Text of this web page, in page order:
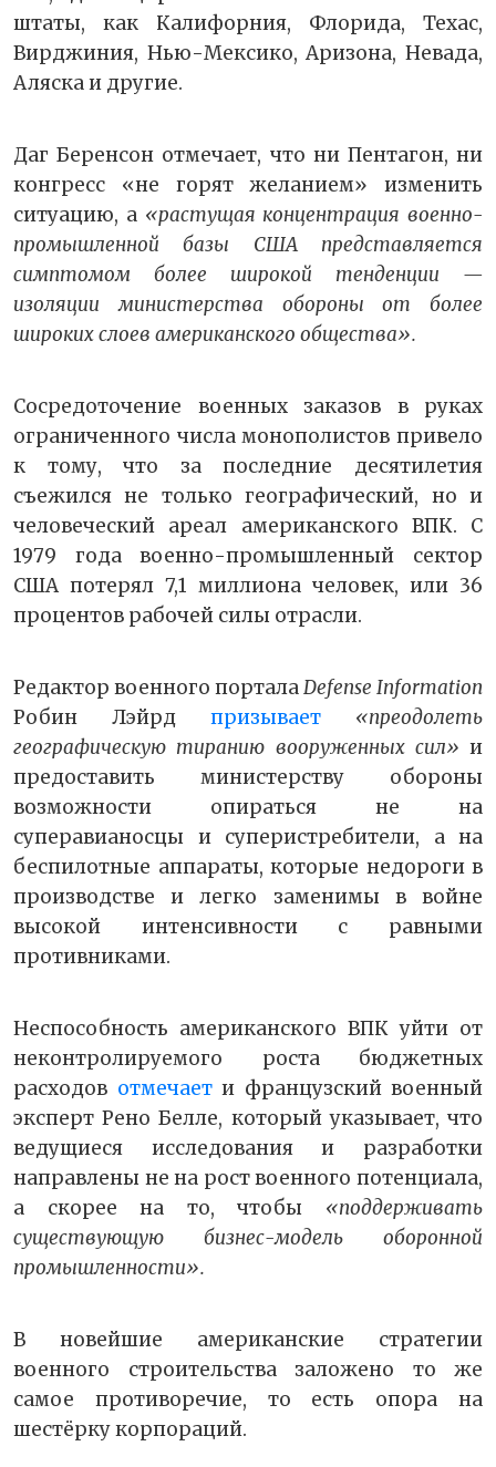
штаты, как Калифорния, Флорида, Техас,
Вирджиния, Нью-Мексико, Аризона, Невада,
Аляска и другие.
Даг Беренсон отмечает, что ни Пентагон, ни
конгресс «не горят желанием» изменить
ситуацию, а «растущая концентрация военно-
промышленной базы США представляется
симптомом более широкой тенденции —
изоляции министерства обороны от более
широких слоев американского общества».
Сосредоточение военных заказов в руках
ограниченного числа монополистов привело
к тому, что за последние десятилетия
съежился не только географический, но и
человеческий ареал американского ВПК. С
1979 года военно-промышленный сектор
США потерял 7,1 миллиона человек, или 36
процентов рабочей силы отрасли.
Редактор военного порталаDefense Information
Робин Лэйрд призывает
«преодолеть
географическую тиранию вооруженных сил» и
предоставить министерству обороны
возможности опираться не на
суперавианосцы и суперистребители, а на
беспилотные аппараты, которые недороги в
производстве и легко заменимы в войне
высокой интенсивности с равными
противниками.
Неспособность американского ВПК уйти от
неконтролируемого роста бюджетных
расходов отмечаети французский военный
эксперт Рено Белле, который указывает, что
ведущиеся исследования и разработки
направлены не на рост военного потенциала,
а скорее на то, чтобы «поддерживать
существующую бизнес-модель оборонной
промышленности».
В новейшие американские стратегии
военного строительства заложено то же
самое противоречие, то есть опора на
шестёрку корпораций.